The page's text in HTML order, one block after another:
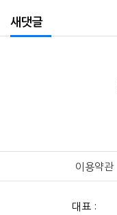
새댓글
이용약관
대표 :